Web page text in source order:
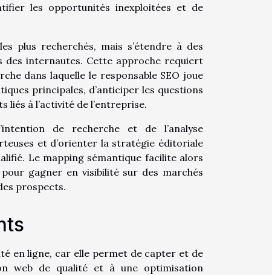
les opportunités inexploitées et de
plus recherchés, mais s’étendre à des
des internautes. Cette approche requiert
dans laquelle le responsable SEO joue
principales, d’anticiper les questions
liés à l’activité de l’entreprise.
de recherche et de l’analyse
et d’orienter la stratégie éditoriale
Le mapping sémantique facilite alors
gagner en visibilité sur des marchés
prospects.
en ligne, car elle permet de capter et de
web de qualité et à une optimisation